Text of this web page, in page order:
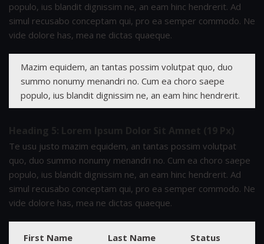
populo, ius blandit dignissim ne, an eam hinc hendrerit. Ad
simul recusabo conceptam qui, pro ea semper commodo. Ne
vide dolore has, mea ne dictas quaeque.
Mazim equidem, an tantas possim volutpat quo, duo
summo nonumy menandri no. Cum ea choro saepe
populo, ius blandit dignissim ne, an eam hinc hendrerit.
Heading 5: Lorem Ipsum Dolor Sit Amnet (19 Px)
Te usu justo mazim equidem, an tantas possim volutpat
quo, duo summo nonumy menandri no. Cum ea choro saepe
populo, ius blandit dignissim ne, an eam hinc hendrerit. Ad
simul recusabo conceptam qui, pro ea semper commodo. Ne
vide dolore has, mea ne dictas quaeque.
First Name Last Name
Status